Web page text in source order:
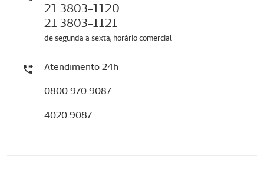
21 3803-1120
21 3803-1121
de segunda a sexta, horário comercial
Atendimento 24h
0800 970 9087
4020 9087